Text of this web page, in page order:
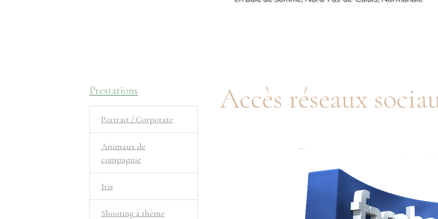
Accès réseaux
Prestations
Portrait / Corporate
Animaux de
compagnie
Iris
Shooting à thème